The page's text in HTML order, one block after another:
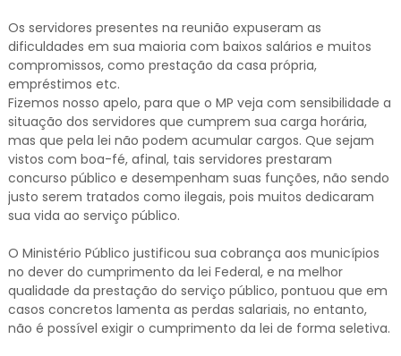
Os servidores presentes na reunião expuseram as
dificuldades em sua maioria com baixos salários e muitos
compromissos, como prestação da casa própria,
empréstimos etc.
Fizemos nosso apelo, para que o MP veja com sensibilidade a
situação dos servidores que cumprem sua carga horária,
mas que pela lei não podem acumular cargos. Que sejam
vistos com boa-fé, afinal, tais servidores prestaram
concurso público e desempenham suas funções, não sendo
justo serem tratados como ilegais, pois muitos dedicaram
sua vida ao serviço público.
O Ministério Público justificou sua cobrança aos municípios
no dever do cumprimento da lei Federal, e na melhor
qualidade da prestação do serviço público, pontuou que em
casos concretos lamenta as perdas salariais, no entanto,
não é possível exigir o cumprimento da lei de forma seletiva.